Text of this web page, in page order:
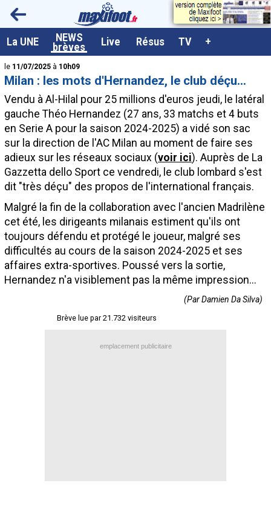
La UNE NEWS
brèves Live Résus TV +
<
le 11/07/2025 à 10h09
Milan : les mots d'Hernandez, le club déçu...
Vendu à Al-Hilal pour 25 millions d'euros jeudi, le latéral
gauche Théo Hernandez (27 ans, 33 matchs et 4 buts
en Serie A pour la saison 2024-2025) a vidé son sac
sur la direction de l'AC Milan au moment de faire ses
adieux sur les réseaux sociaux (voir ici). Auprès de La
Gazzetta dello Sport ce vendredi, le club lombard s'est
dit "très déçu" des propos de l'international français.
Malgré la fin de la collaboration avec l'ancien Madrilène
cet été, les dirigeants milanais estiment qu'ils ont
toujours défendu et protégé le joueur, malgré ses
difficultés au cours de la saison 2024-2025 et ses
affaires extra-sportives. Poussé vers la sortie,
Hernandez n'a visiblement pas la même impression...
(Par Damien Da Silva)
Brève lue par 21.732 visiteurs
emplacement publicitaire
A la UNE
Dernières brèves
Live / Matchs en direct
Résultats et Classements
Class. buteurs européens
Programme TV foot
Vidéos
Tableau transferts L1
Taille de la police
Paramètrages / Options
Contact / Signaler un bug